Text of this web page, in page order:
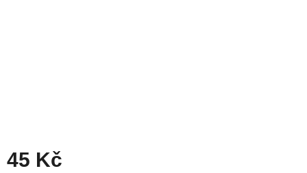
45 Kč